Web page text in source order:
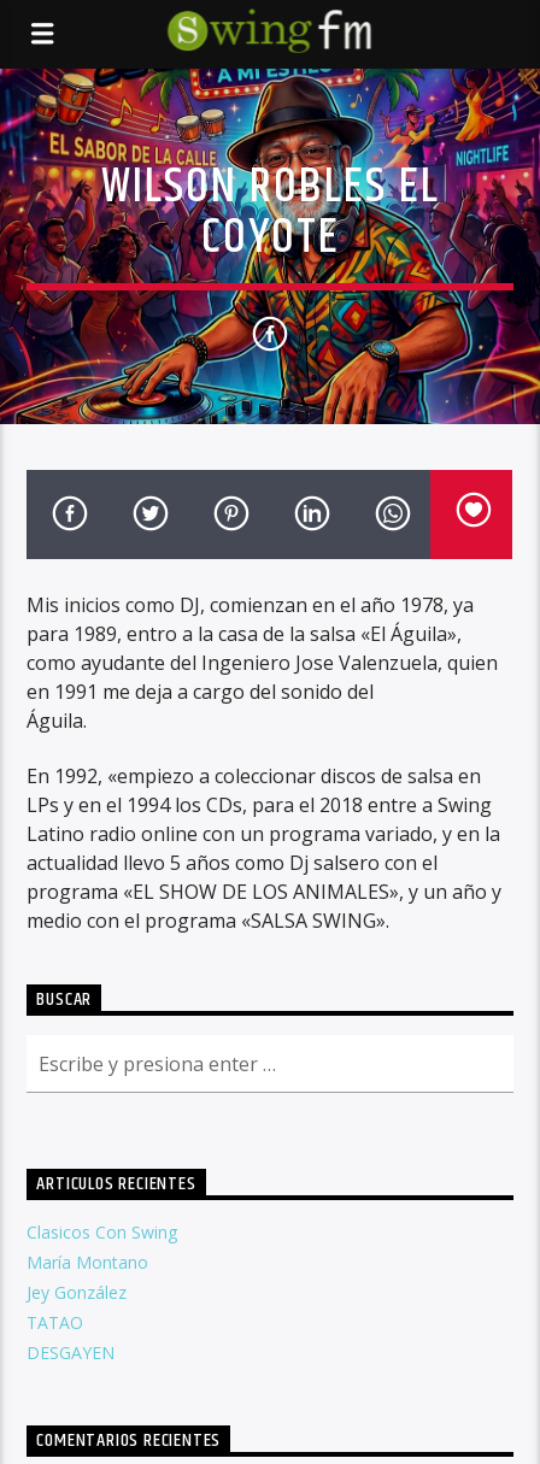
WILSON ROBLES EL
COYOTE
Mis inicios como DJ, comienzan en el año 1978, ya
para 1989, entro a la casa de la salsa «El Águila»,
como ayudante del Ingeniero Jose Valenzuela, quien
en 1991 me deja a cargo del sonido del
Águila.
En 1992, «empiezo a coleccionar discos de salsa en
LPs y en el 1994 los CDs, para el 2018 entre a Swing
Latino radio online con un programa variado, y en la
actualidad llevo 5 años como Dj salsero con el
programa «EL SHOW DE LOS ANIMALES», y un año y
medio con el programa «SALSA SWING».
BUSCAR
ARTICULOS RECIENTES
Clasicos Con Swing
María Montano
Jey González
TATAO
DESGAYEN
COMENTARIOS RECIENTES